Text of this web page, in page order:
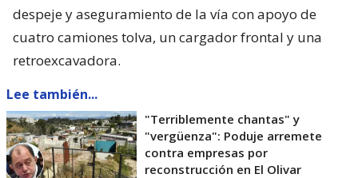
despeje y aseguramiento de la vía con apoyo de
cuatro camiones tolva, un cargador frontal y una
retroexcavadora.
Lee también...
"Terriblemente chantas" y
"vergüenza": Poduje arremete
contra empresas por
reconstrucción en El Olivar